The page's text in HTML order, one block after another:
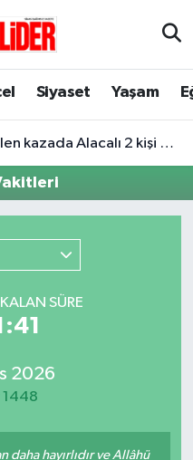
Siyaset Yaşam
Alacalı 2 kişi hayatını kaybetti
SÜRE
2026
1448
daha hayırlıdır ve Allâhü
ve Fikstür